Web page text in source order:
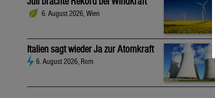
6. August 2026, Wien
Italien sagt wieder Ja zur Atomkraft
6. August 2026, Rom